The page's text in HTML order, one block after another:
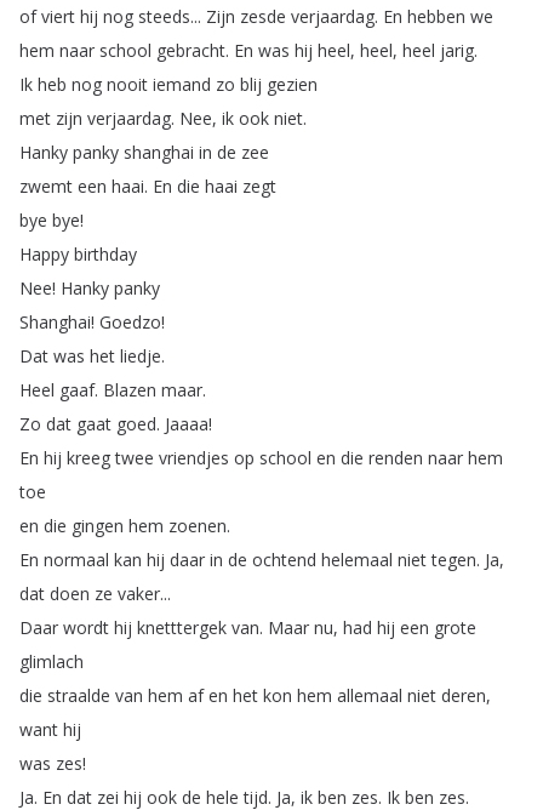
of viert hij nog steeds... Zijn zesde verjaardag. En hebben we
hem naar school gebracht. En was hij heel, heel, heel jarig.
Ik heb nog nooit iemand zo blij gezien
met zijn verjaardag. Nee, ik ook niet.
Hanky panky shanghai in de zee
zwemt een haai. En die haai zegt
bye bye!
Happy birthday
Nee! Hanky panky
Shanghai! Goedzo!
Dat was het liedje.
Heel gaaf. Blazen maar.
Zo dat gaat goed. Jaaaa!
En hij kreeg twee vriendjes op school en die renden naar hem
toe
en die gingen hem zoenen.
En normaal kan hij daar in de ochtend helemaal niet tegen. Ja,
dat doen ze vaker...
Daar wordt hij knetttergek van. Maar nu, had hij een grote
glimlach
die straalde van hem af en het kon hem allemaal niet deren,
want hij
was zes!
Ja. En dat zei hij ook de hele tijd. Ja, ik ben zes. Ik ben zes.